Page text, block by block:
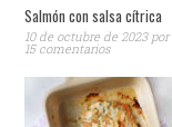
Salmón con salsa cítrica
10 de octubre de 2023por
15 comentarios